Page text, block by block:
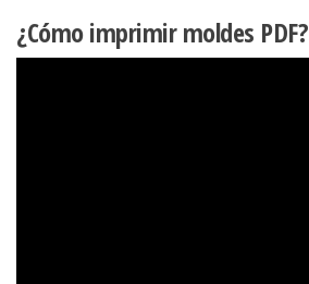
¿Cómo imprimir moldes PDF?